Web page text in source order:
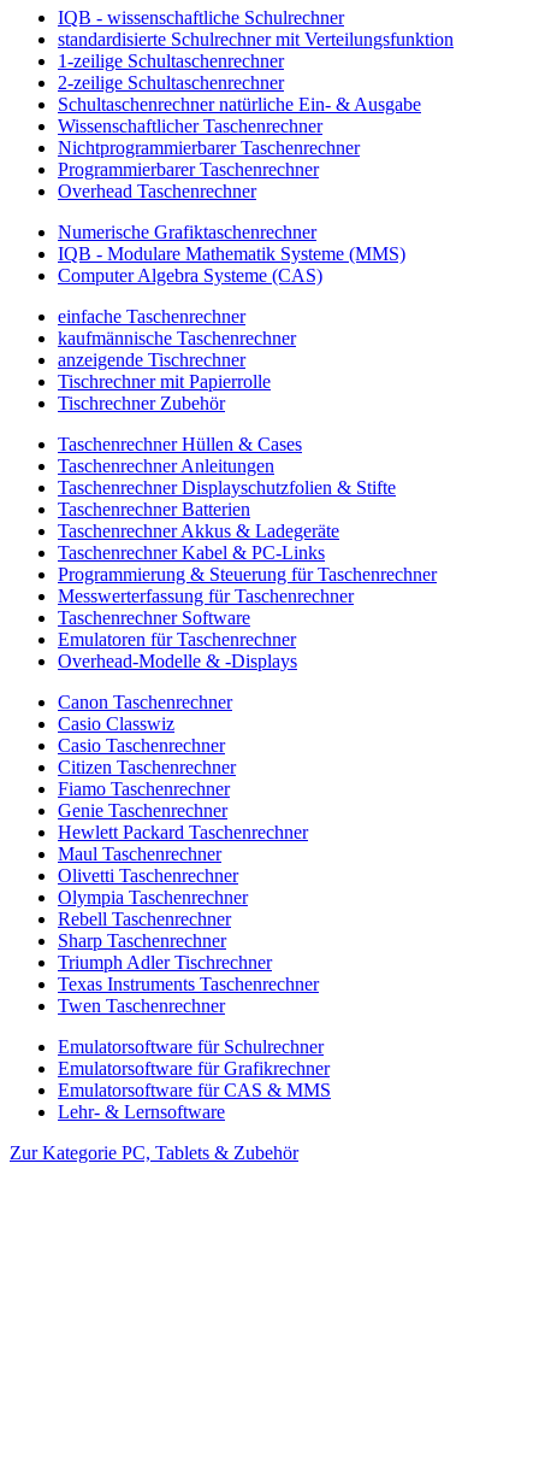
IQB - wissenschaftliche Schulrechner
standardisierte Schulrechner mit Verteilungsfunktion
1-zeilige Schultaschenrechner
2-zeilige Schultaschenrechner
Schultaschenrechner natürliche Ein- & Ausgabe
Wissenschaftlicher Taschenrechner
Nichtprogrammierbarer Taschenrechner
Programmierbarer Taschenrechner
Overhead Taschenrechner
Numerische Grafiktaschenrechner
IQB - Modulare Mathematik Systeme (MMS)
Computer Algebra Systeme (CAS)
einfache Taschenrechner
kaufmännische Taschenrechner
anzeigende Tischrechner
Tischrechner mit Papierrolle
Tischrechner Zubehör
Taschenrechner Hüllen & Cases
Taschenrechner Anleitungen
Taschenrechner Displayschutzfolien & Stifte
Taschenrechner Batterien
Taschenrechner Akkus & Ladegeräte
Taschenrechner Kabel & PC-Links
Programmierung & Steuerung für Taschenrechner
Messwerterfassung für Taschenrechner
Taschenrechner Software
Emulatoren für Taschenrechner
Overhead-Modelle & -Displays
Canon Taschenrechner
Casio Classwiz
Casio Taschenrechner
Citizen Taschenrechner
Fiamo Taschenrechner
Genie Taschenrechner
Hewlett Packard Taschenrechner
Maul Taschenrechner
Olivetti Taschenrechner
Olympia Taschenrechner
Rebell Taschenrechner
Sharp Taschenrechner
Triumph Adler Tischrechner
Texas Instruments Taschenrechner
Twen Taschenrechner
Emulatorsoftware für Schulrechner
Emulatorsoftware für Grafikrechner
Emulatorsoftware für CAS & MMS
Lehr- & Lernsoftware
Zur Kategorie PC, Tablets & Zubehör